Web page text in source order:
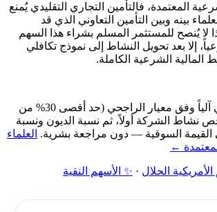
المعتمدة، فالتأمين التجاري التقليدي يُمنع
بينه وبين التأمين التعاوني الذي قد
لا يُنصح للمستثمر المسلم بشراء هذا السهم
إلا بعد تحويل النشاط إلى نموذج تكافلي
الشرعية الكاملة.
نحدّد الحكم الشرعي آلياً وفق معيار الراجحي (حد أقصى 30% من
نشاط الشركة أولاً، ثم نسبة الديون ونسبة
القيمة السوقية — دون مراجعة بشرية. العلماء
←
الحلال · ✨ الأسهم النقية